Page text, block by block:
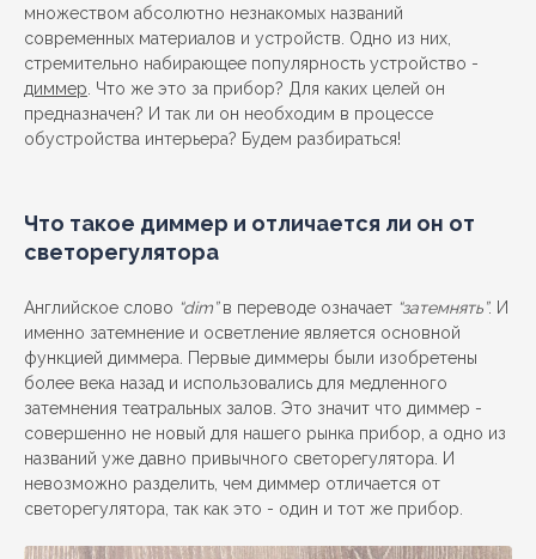
множеством абсолютно незнакомых названий
современных материалов и устройств. Одно из них,
стремительно набирающее популярность устройство -
диммер . Что же это за прибор? Для каких целей он
предназначен? И так ли он необходим в процессе
обустройства интерьера? Будем разбираться!
Что такое диммер и отличается ли он от
светорегулятора
Английское слово “dim”в переводе означает “затемнять”. И
именно затемнение и осветление является основной
функцией диммера. Первые диммеры были изобретены
более века назад и использовались для медленного
затемнения театральных залов. Это значит что диммер -
совершенно не новый для нашего рынка прибор, а одно из
названий уже давно привычного светорегулятора. И
невозможно разделить, чем диммер отличается от
светорегулятора, так как это - один и тот же прибор.